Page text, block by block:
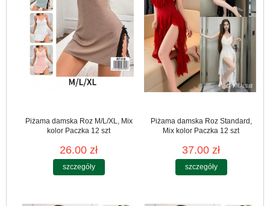
Piżama damska Roz M/L/XL, Mix
kolor Paczka 12 szt
26.00 zł
szczegóły
Piżama damska Roz Standard,
Mix kolor Paczka 12 szt
37.00 zł
szczegóły